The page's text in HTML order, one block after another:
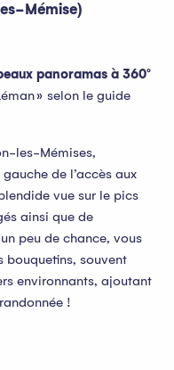
Mémise)
panoramas à 360°
» selon le guide
les-Mémises,
de l’accès aux
vue sur le pics
ainsi que de
peu de chance, vous
bouquetins, souvent
environnants, ajoutant
!